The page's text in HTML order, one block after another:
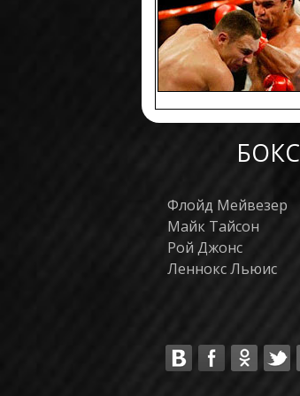
Флойд Мейвезер
Майк Тайсон
Рой Джонс
Леннокс Льюис